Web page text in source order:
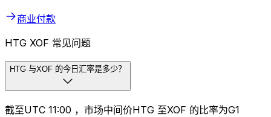
商业付款
HTG XOF 常见问题
HTG 与XOF 的今日汇率是多少？
截至UTC 11:00 ，市场中间价HTG 至XOF 的比率为G1